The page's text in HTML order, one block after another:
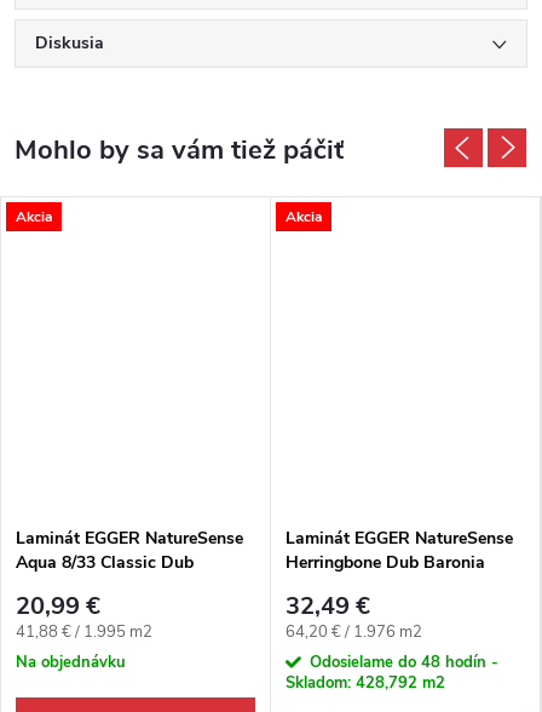
Diskusia
Akcia
Laminát EGGER NatureSense
Aqua 8/33 Classic Dub
20,99 €
Jednotková cena:
41,88 € / 1.995 m2
Na objednávku
Akcia
Laminát EGGER NatureSense
Herringbone Dub Baronia
32,49 €
Jednotková cena:
64,20 € / 1.976 m2
Odosielame do 48 hodín -
Skladom: 428,792 m2